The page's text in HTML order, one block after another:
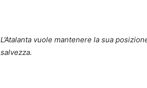
L’Atalanta vuole mantenere la sua
salvezza.